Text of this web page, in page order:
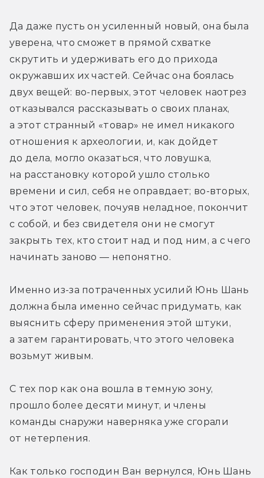
Да даже пусть он усиленный новый, она была
уверена, что сможет в прямой схватке
скрутить и удерживать его до прихода
окружавших их частей. Сейчас она боялась
двух вещей: во-первых, этот человек наотрез
отказывался рассказывать о своих планах,
а этот странный «товар» не имел никакого
отношения к археологии, и, как дойдет
до дела, могло оказаться, что ловушка,
на расстановку которой ушло столько
времени и сил, себя не оправдает; во-вторых,
что этот человек, почуяв неладное, покончит
с собой, и без свидетеля они не смогут
закрыть тех, кто стоит над и под ним, а с чего
начинать заново — непонятно.
Именно из-за потраченных усилий Юнь Шань
должна была именно сейчас придумать, как
выяснить сферу применения этой штуки,
а затем гарантировать, что этого человека
возьмут живым.
С тех пор как она вошла в темную зону,
прошло более десяти минут, и члены
команды снаружи наверняка уже сгорали
от нетерпения.
Как только господин Ван вернулся, Юнь Шань